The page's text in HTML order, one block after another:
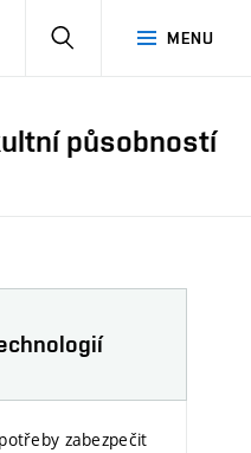
MENU
působností
zabezpečit